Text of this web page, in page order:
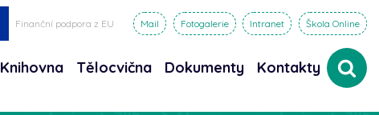
Finanční podpora z EU Mail Fotogalerie Intranet Škola Online
Knihovna Tělocvična Dokumenty Kontakty